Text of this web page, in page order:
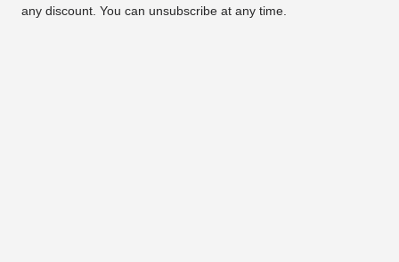
any discount. You can unsubscribe at any time.